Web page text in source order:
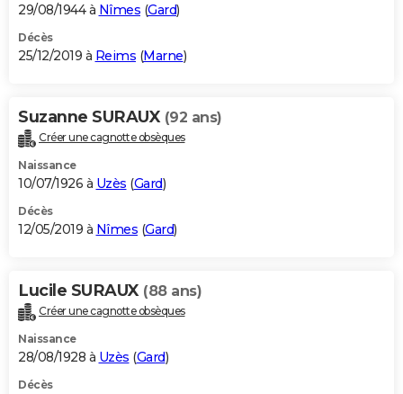
29/08/1944 à Nîmes (Gard)
Décès
25/12/2019 à Reims (Marne)
Suzanne SURAUX (92 ans)
Créer une cagnotte obsèques
Naissance
10/07/1926 à Uzès (Gard)
Décès
12/05/2019 à Nîmes (Gard)
Lucile SURAUX (88 ans)
Créer une cagnotte obsèques
Naissance
28/08/1928 à Uzès (Gard)
Décès